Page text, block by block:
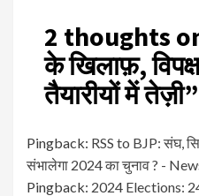
2 thoughts
के खिलाफ़,
तैयारीयों में तेज़ी”
Pingback: RSS to BJP: संघ,
संभालेगा 2024 का चुनाव ? -
Pingback: 2024 Elections: